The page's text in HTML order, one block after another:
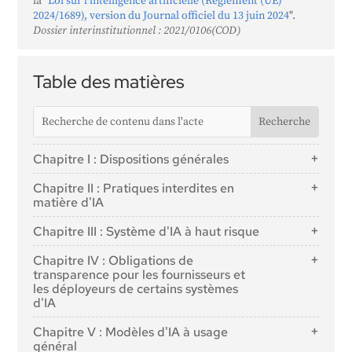
Table des matières
Chapitre I : Dispositions générales
Article 1 : Objet
Article 2 : Champ d'application
Article 4 : Maîtrise de l'IA
Chapitre II : Pratiques interdites en
matière d'IA
Article 5 : Pratiques interdites en matière d'IA
Chapitre III : Système d'IA à haut risque
Section 1 : Classification des systèmes d'IA comme
étant à haut risque
Article 6 : Règles de classification des systèmes d'IA
Article 7 : modifications de l'annexe III
Section 2 : Exigences relatives aux systèmes d'IA à
Chapitre IV : Obligations de
transparence pour les fournisseurs et
les déployeurs de certains systèmes
d'IA
Article 50 : Obligations de transparence pour les
fournisseurs et les déployeurs de certains systèmes
Chapitre V : Modèles d'IA à usage
général
2024/1689), version du Journal officiel du 13 juin 2024".
Dossier interinstitutionnel : 2021/0106(COD)